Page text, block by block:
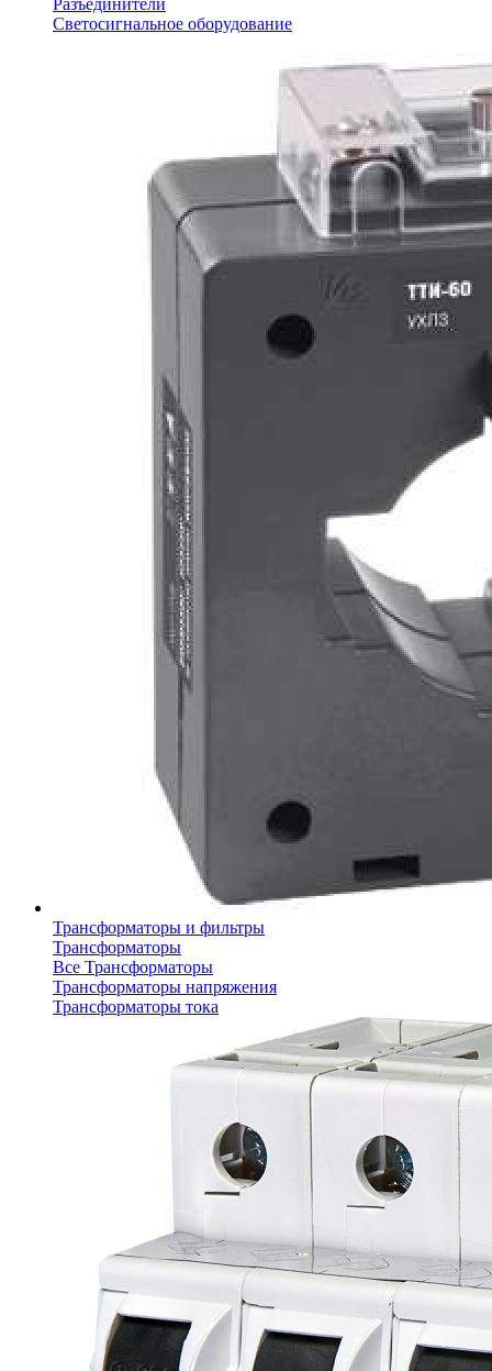
Разъединители
Светосигнальное оборудование
Трансформаторы и фильтры
Трансформаторы
Все Трансформаторы
Трансформаторы напряжения
Трансформаторы тока